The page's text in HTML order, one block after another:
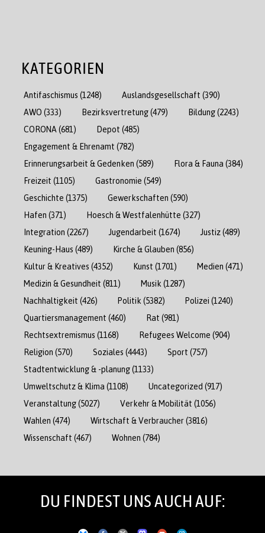
KATEGORIEN
Antifaschismus (1248) Auslandsgesellschaft (390)
AWO (333) Bezirksvertretung(479) Bildung(2243)
CORONA (681) Depot (485)
Engagement & Ehrenamt (782)
Erinnerungsarbeit & Gedenken (589) Flora & Fauna (384)
Freizeit (1105) Gastronomie (549)
Geschichte (1375) Gewerkschaften (590)
Hafen (371) Hoesch & Westfalenhütte (327)
Integration (2267) Jugendarbeit (1674) Justiz(489)
Keuning-Haus (489) Kirche & Glauben (856)
Kultur & Kreatives (4352) Kunst (1701) Medien (471)
Medizin & Gesundheit (811) Musik (1287)
Nachhaltigkeit (426) Politik (5382) Polizei (1240)
Quartiersmanagement (460) Rat (981)
Rechtsextremismus (1168) Refugees Welcome (904)
Religion (570) Soziales (4443) Sport (757)
Stadtentwicklung & -planung(1133)
Umweltschutz & Klima (1108) Uncategorized (917)
Veranstaltung(5027) Verkehr & Mobilität (1056)
Wahlen (474) Wirtschaft & Verbraucher(3816)
Wissenschaft (467) Wohnen (784)
DU FINDEST UNS AUCH AUF: